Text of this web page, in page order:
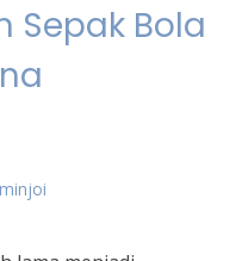
Sepak Bola